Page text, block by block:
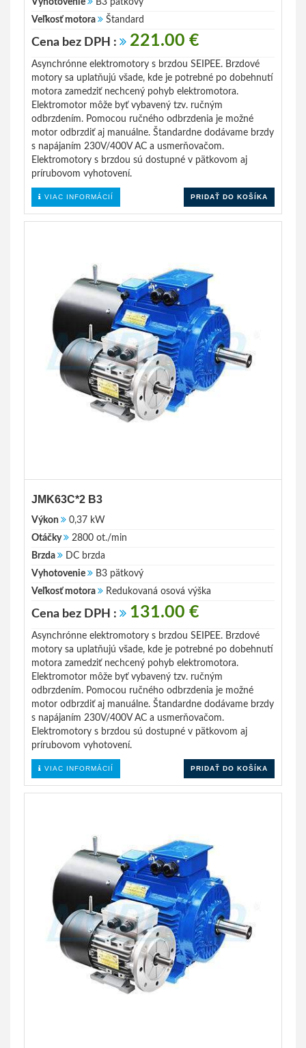
Vyhotovenie
B3 pätkový
Veľkosť motora
Štandard
Cena bez DPH : 221.00 €
Asynchrónne elektromotory s brzdou SEIPEE. Brzdové
motory sa uplatňujú všade, kde je potrebné po dobehnutí
motora zamedziť nechcený pohyb elektromotora.
Elektromotor môže byť vybavený tzv. ručným
odbrzdením. Pomocou ručného odbrzdenia je možné
motor odbrzdiť aj manuálne. Štandardne dodávame brzdy
s napájaním 230V/400V AC a usmerňovačom.
Elektromotory s brzdou sú dostupné v pätkovom aj
prírubovom vyhotovení.
VIAC INFORMÁCIÍ PRIDAŤ DO KOŠÍKA
JMK63C*2 B3
Výkon
0,37 kW
Otáčky
2800 ot./min
Brzda
DC brzda
Vyhotovenie
B3 pätkový
Veľkosť motora
Redukovaná osová výška
Cena bez DPH : 131.00 €
Asynchrónne elektromotory s brzdou SEIPEE. Brzdové
motory sa uplatňujú všade, kde je potrebné po dobehnutí
motora zamedziť nechcený pohyb elektromotora.
Elektromotor môže byť vybavený tzv. ručným
odbrzdením. Pomocou ručného odbrzdenia je možné
motor odbrzdiť aj manuálne. Štandardne dodávame brzdy
s napájaním 230V/400V AC a usmerňovačom.
Elektromotory s brzdou sú dostupné v pätkovom aj
prírubovom vyhotovení.
VIAC INFORMÁCIÍ PRIDAŤ DO KOŠÍKA